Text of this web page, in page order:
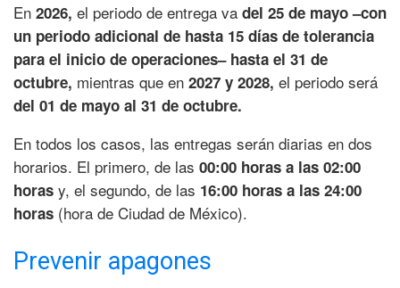
En 2026, el periodo de entrega va del 25 de mayo –con
un periodo adicional de hasta 15 días de tolerancia
para el inicio de operaciones– hasta el 31 de
octubre, mientras que en 2027 y 2028, el periodo será
del 01 de mayo al 31 de octubre.
En todos los casos, las entregas serán diarias en dos
horarios. El primero, de las 00:00 horas a las 02:00
horas y, el segundo, de las 16:00 horas a las 24:00
horas (hora de Ciudad de México).
Prevenir apagones